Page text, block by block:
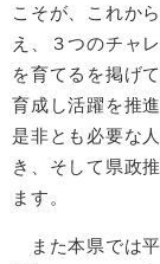
こそが、これか
え、３つのチャ
を育てるを掲げ
育成し活躍を推
是非とも必要な
き、そして県政
ます。
また本県では